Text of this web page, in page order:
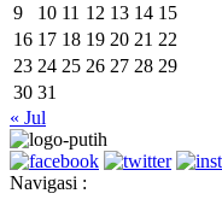
9
10 11 12 13 14 15
16 17 18 19 20 21 22
23 24 25 26 27 28 29
30 31
« Jul
Navigasi :